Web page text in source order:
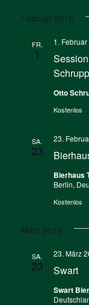
Februar 2019
FR.
1
1.
Otto
Kostenlos
SA.
23
23.
Bierhaus
Berlin,
Kostenlos
März 2019
SA.
23 Swart
23. März
Swart